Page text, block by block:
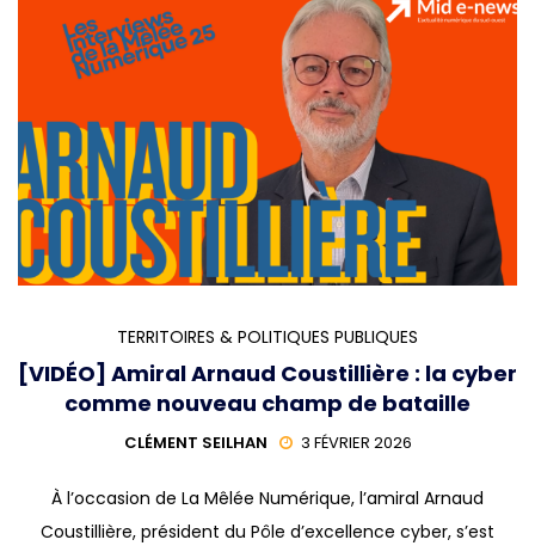
TERRITOIRES & POLITIQUES PUBLIQUES
[VIDÉO] Amiral Arnaud Coustillière : la cyber
comme nouveau champ de bataille
CLÉMENT SEILHAN 3 FÉVRIER 2026
À l’occasion de La Mêlée Numérique, l’amiral Arnaud
Coustillière, président du Pôle d’excellence cyber, s’est